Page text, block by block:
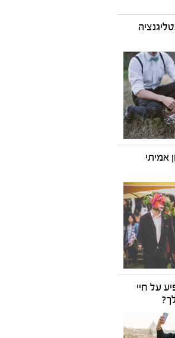
אמיתי
על חיי